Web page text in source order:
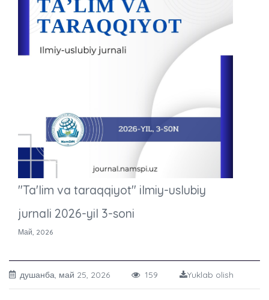
"Ta'lim va taraqqiyot" ilmiy-uslubiy
jurnali 2026-yil 3-soni
Май, 2026
душанба, май 25, 2026 159 Yuklab olish